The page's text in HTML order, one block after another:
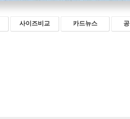
사이즈비교 카드뉴스